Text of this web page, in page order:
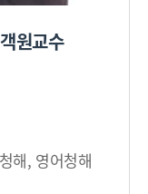
원교수
해, 영어청해